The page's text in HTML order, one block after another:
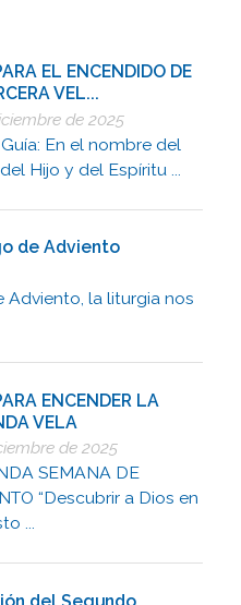
EL ENCENDIDO DE
VEL...
de 2025
En el nombre del
Hijo y del Espíritu ...
de Adviento
la liturgia nos
ENCENDER LA
VELA
de 2025
SEMANA DE
“Descubrir a Dios en
...
del Segundo